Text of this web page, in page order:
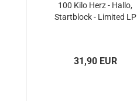
100 Kilo Herz - Hallo,
Startblock - Limited LP
31,90 EUR